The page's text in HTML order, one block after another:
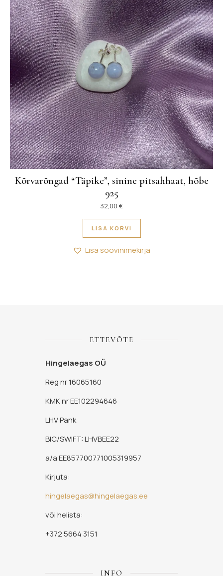
Kõrvarõngad “Täpike”, sinine pitsahhaat, hõbe
925
32,00 €
LISA KORVI
Lisa soovinimekirja
ETTEVÕTE
Hingelaegas OÜ
Reg nr 16065160
KMK nr EE102294646
LHV Pank
BIC/SWIFT: LHVBEE22
a/a EE857700771005319957
Kirjuta:
hingelaegas@hingelaegas.ee
või helista:
+372 5664 3151
INFO